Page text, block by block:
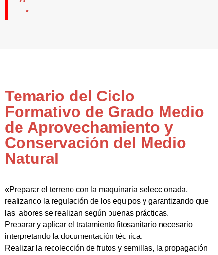
".
Temario del Ciclo
Formativo de Grado Medio
de Aprovechamiento y
Conservación del Medio
Natural
«Preparar el terreno con la maquinaria seleccionada,
realizando la regulación de los equipos y garantizando que
las labores se realizan según buenas prácticas.
Preparar y aplicar el tratamiento fitosanitario necesario
interpretando la documentación técnica.
Realizar la recolección de frutos y semillas, la propagación